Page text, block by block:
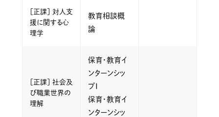
［正課］ 対人支
援に関する心
理学
教育相談概
論
［正課］ 社会及
び職業世界の
理解
保育・教育イ
ンターンシッ
プⅠ
保育・教育イ
ンターンシッ